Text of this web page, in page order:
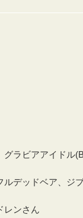
ラビアアイドル
ルデッドベア、ジ
レンさん